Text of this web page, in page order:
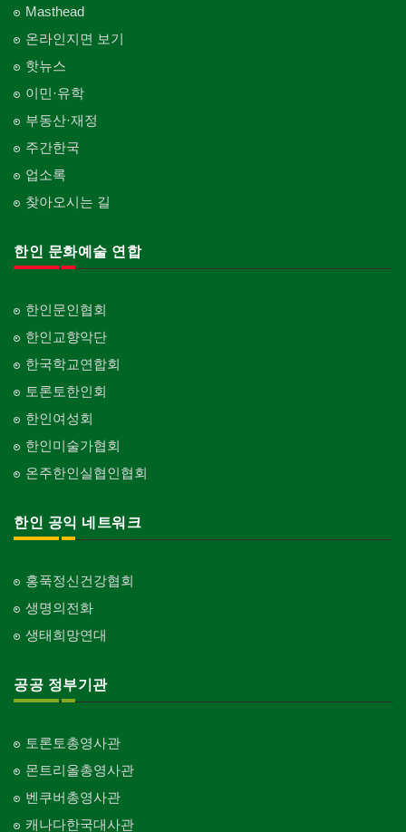
Masthead
온라인지면 보기
핫뉴스
이민·유학
부동산·재정
주간한국
업소록
찾아오시는 길
한인 문화예술 연합
한인문인협회
한인교향악단
한국학교연합회
토론토한인회
한인여성회
한인미술가협회
온주한인실협인협회
한인 공익 네트워크
홍푹정신건강협회
생명의전화
생태희망연대
공공 정부기관
토론토총영사관
몬트리올총영사관
벤쿠버총영사관
캐나다한국대사관